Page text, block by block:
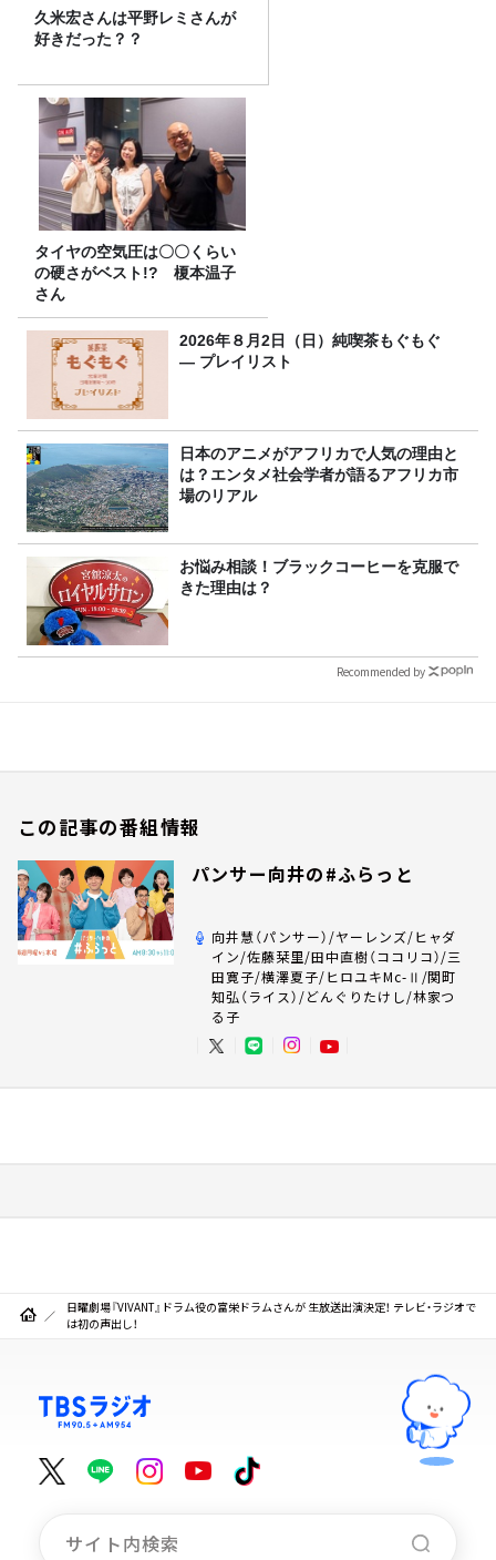
久米宏さんは平野レミさんが
好きだった？？
タイヤの空気圧は〇〇くらい
の硬さがベスト!? 榎本温子
さん
2026年８月2日（日）純喫茶もぐもぐ
― プレイリスト
日本のアニメがアフリカで人気の理由と
は？エンタメ社会学者が語るアフリカ市
場のリアル
お悩み相談！ブラックコーヒーを克服で
きた理由は？
Recommended by
この記事の番組情報
パンサー向井の#ふらっと
向井慧（パンサー）/ヤーレンズ/ヒャダ
イン/佐藤栞里/田中直樹（ココリコ）/三
田寛子/横澤夏子/ヒロユキMc-Ⅱ/関町
知弘（ライス）/どんぐりたけし/林家つ
る子
日曜劇場『VIVANT』ドラム役の富栄ドラムさんが 生放送出演決定！ テレビ・ラジオで
は初の声出し！